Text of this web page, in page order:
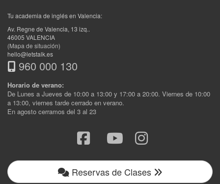
Tu academia de inglés en Valencia:
Av. Regne de Valencia, 13 izq..
46005 VALENCIA
(Mapa de situación)
hello@letstalk.es
960 000 130
Horario de verano:
De Lunes a Jueves de 10:00 a 13:00 y 17:00 a 20:00. Viernes de 10:00
a 13:00, viernes tarde cerrado en verano.
En agosto cerramos del 3 al 23
Reservas de Clases